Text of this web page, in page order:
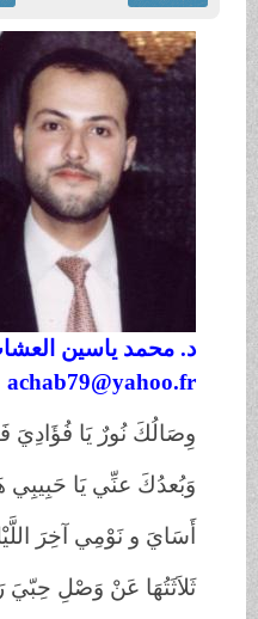
د. محمد ياسين
achab79@yahoo.fr
وِصَالُكَ نُورٌ يَا فُؤَادِيَ
وَبُعدُكَ عنِّي يَا حَبِيبِي
أَسَايَ و نَوْمِي آخِرَ اللَّيْلِ
ثَلاَثَتُهَا عَنْ وَصْلِ حِبّيَ رَانُ